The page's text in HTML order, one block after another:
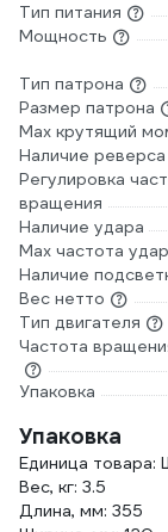
Тип питания
Мощность
Тип патрона
Размер патрона
Max крутящий
Наличие реверса
Регулировка
вращения
Наличие удара
Мах частота
Наличие
Вес нетто
Тип двигателя
Частота
Упаковка
Упаковка
Единица товара:
Вес, кг: 3.5
Длина, мм: 355